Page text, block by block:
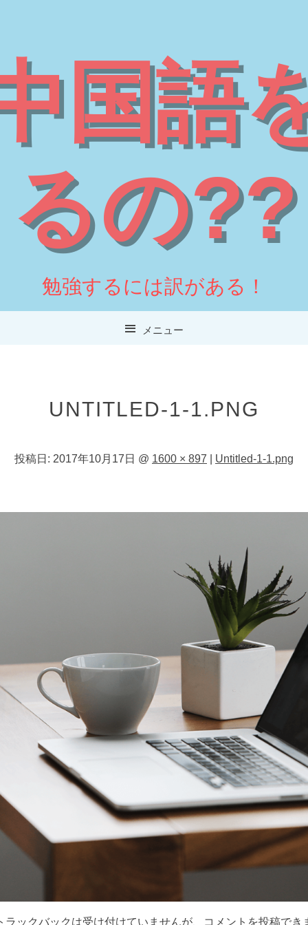
国語
るの??
勉強するには訳がある！
メニュー
UNTITLED-1-1.PNG
投稿日: 2017年10月17日 @ 1600 × 897 Untitled-1-1.png
ラックバックは受け付けていませんが、 コメントを投稿でき